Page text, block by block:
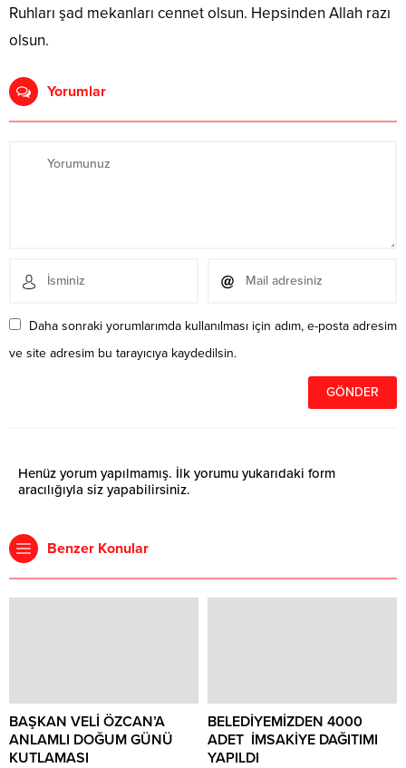
Ruhları şad mekanları cennet olsun. Hepsinden Allah razı
olsun.
Yorumlar
Daha sonraki yorumlarımda kullanılması için adım, e-posta adresim
ve site adresim bu tarayıcıya kaydedilsin.
Henüz yorum yapılmamış. İlk yorumu yukarıdaki form
aracılığıyla siz yapabilirsiniz.
Benzer Konular
BAŞKAN VELİ ÖZCAN’A
ANLAMLI DOĞUM GÜNÜ
KUTLAMASI
BELEDİYEMİZDEN 4000
ADET İMSAKİYE DAĞITIMI
YAPILDI